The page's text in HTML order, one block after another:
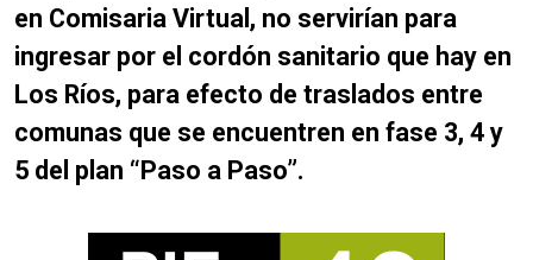
en Comisaria Virtual, no servirían para
ingresar por el cordón sanitario que hay en
Los Ríos, para efecto de traslados entre
comunas que se encuentren en fase 3, 4 y
5 del plan “Paso a Paso”.